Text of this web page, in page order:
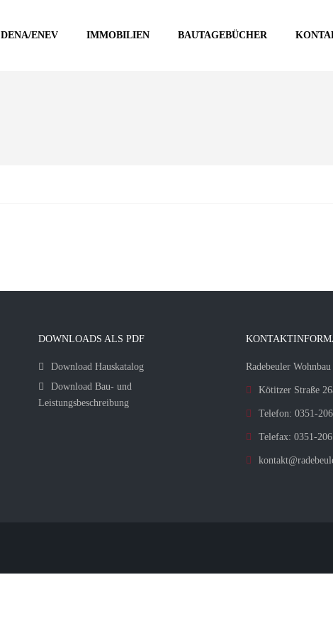
DENA/ENEV IMMOBILIEN BAUTAGEBÜCHER
DOWNLOADS ALS PDF
Download Hauskatalog
Download Bau- und
Leistungsbeschreibung
Radebeuler
Kötitzer Straße
Telefon: 0351-
Telefax: 0351-